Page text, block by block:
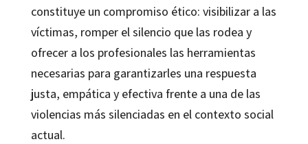
constituye un compromiso ético: visibilizar a las
víctimas, romper el silencio que las rodea y
ofrecer a los profesionales las herramientas
necesarias para garantizarles una respuesta
justa, empática y efectiva frente a una de las
violencias más silenciadas en el contexto social
actual.